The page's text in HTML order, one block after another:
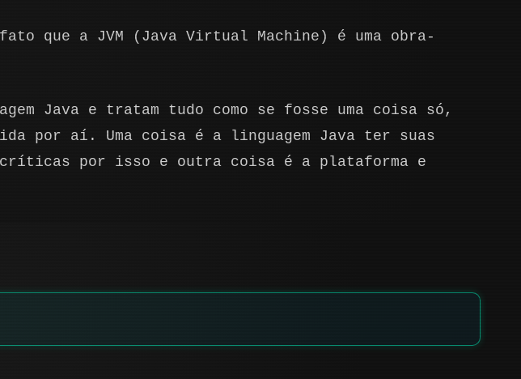
que a JVM (Java Virtual Machine) é uma obra-
Java e tratam tudo como se fosse uma coisa só,
por aí. Uma coisa é a linguagem Java ter suas
críticas por isso e outra coisa é a plataforma e